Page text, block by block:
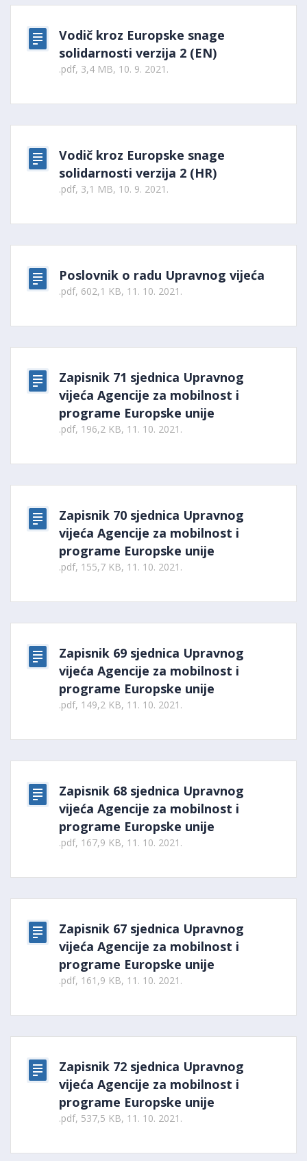
Vodič kroz Europske snage
solidarnosti verzija 2 (EN)
.pdf, 3,4 MB, 10. 9. 2021.
Vodič kroz Europske snage
solidarnosti verzija 2 (HR)
.pdf, 3,1 MB, 10. 9. 2021.
Poslovnik o radu Upravnog vijeća
.pdf, 602,1 KB, 11. 10. 2021.
Zapisnik 71 sjednica Upravnog
vijeća Agencije za mobilnost i
programe Europske unije
.pdf, 196,2 KB, 11. 10. 2021.
Zapisnik 70 sjednica Upravnog
vijeća Agencije za mobilnost i
programe Europske unije
.pdf, 155,7 KB, 11. 10. 2021.
Zapisnik 69 sjednica Upravnog
vijeća Agencije za mobilnost i
programe Europske unije
.pdf, 149,2 KB, 11. 10. 2021.
Zapisnik 68 sjednica Upravnog
vijeća Agencije za mobilnost i
programe Europske unije
.pdf, 167,9 KB, 11. 10. 2021.
Zapisnik 67 sjednica Upravnog
vijeća Agencije za mobilnost i
programe Europske unije
.pdf, 161,9 KB, 11. 10. 2021.
Zapisnik 72 sjednica Upravnog
vijeća Agencije za mobilnost i
programe Europske unije
.pdf, 537,5 KB, 11. 10. 2021.